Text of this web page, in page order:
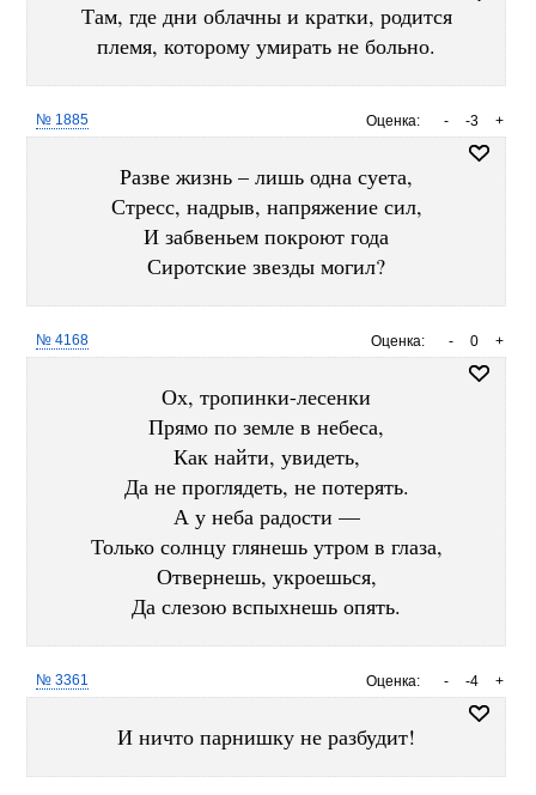
Там, где дни облачны и кратки, родится
племя, которому умирать не больно.
Оценка: +
-3
-
№ 1885
Разве жизнь – лишь одна суета,
Стресс, надрыв, напряжение сил,
И забвеньем покроют года
Сиротские звезды могил?
Оценка: +
0
-
№ 4168
Ох, тропинки-лесенки
Прямо по земле в небеса,
Как найти, увидеть,
Да не проглядеть, не потерять.
А у неба радости —
Только солнцу глянешь утром в глаза,
Отвернешь, укроешься,
Да слезою вспыхнешь опять.
Оценка: +
-4
-
№ 3361
И ничто парнишку не разбудит!